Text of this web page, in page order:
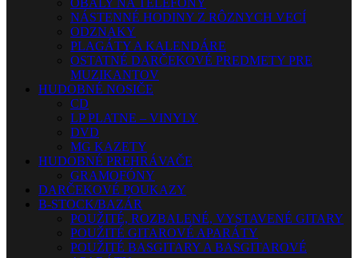
OBALY NA TELEFÓNY
NÁSTENNÉ HODINY Z RÔZNYCH VECÍ
ODZNAKY
PLAGÁTY A KALENDÁRE
OSTATNÉ DARČEKOVÉ PREDMETY PRE
MUZIKANTOV
HUDOBNÉ NOSIČE
CD
LP PLATNE – VINYLY
DVD
MG KAZETY
HUDOBNÉ PREHRÁVAČE
GRAMOFÓNY
DARČEKOVÉ POUKAZY
B-STOCK/BAZÁR
POUŽITÉ, ROZBALENÉ, VYSTAVENÉ GITARY
POUŽITÉ GITAROVÉ APARÁTY
POUŽITÉ BASGITARY A BASGITAROVÉ